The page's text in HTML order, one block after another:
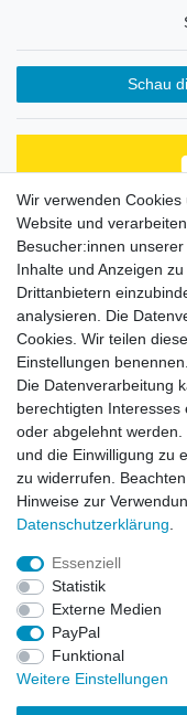
Schau
Habe Angelkayak
Preis zufrieden. Was
Horst
Datum der
Datum der
253
Impressum
Widerrufs­recht
Wir verwenden
Website und
Besucher:innen
Inhalte und Anzeigen
Drittanbietern
analysieren. Die
Cookies. Wir teilen
Einstellungen benennen.
Die Datenverarbeitung
berechtigten
oder abgelehnt
und die Einwilligung zu
zu widerrufen.
Hinweise zur
Daten­schutz­erklärung
Essenziell
Statistik
Externe Medien
PayPal
Funktional
Weitere Einstellungen